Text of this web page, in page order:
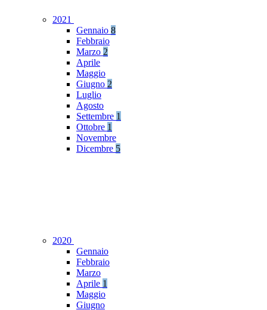
2021
Gennaio 8
Febbraio
Marzo 2
Aprile
Maggio
Giugno 2
Luglio
Agosto
Settembre 1
Ottobre 1
Novembre
Dicembre 5
2020
Gennaio
Febbraio
Marzo
Aprile 1
Maggio
Giugno